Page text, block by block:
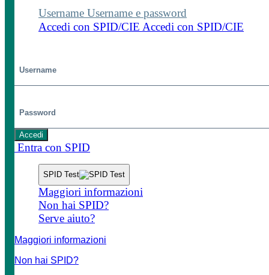
Username Username e password
Accedi con SPID/CIE Accedi con SPID/CIE
Accedi
Entra con SPID
SPID Test
Maggiori informazioni
Non hai SPID?
Serve aiuto?
Maggiori informazioni
Non hai SPID?